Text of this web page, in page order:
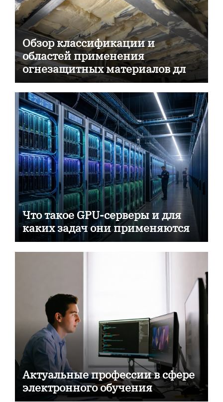
Обзор классификации и
областей применения
огнезащитных материалов для
пассивной противопожарной
защиты
Что такое GPU-серверы и для
каких задач они применяются
Актуальные профессии в сфере
электронного обучения